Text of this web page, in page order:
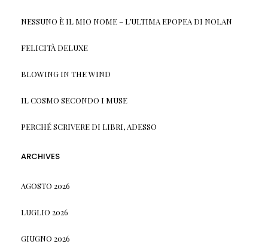
NESSUNO È IL MIO NOME – L’ULTIMA EPOPEA DI NOLAN
FELICITÀ DELUXE
BLOWING IN THE WIND
IL COSMO SECONDO I MUSE
PERCHÉ SCRIVERE DI LIBRI, ADESSO
ARCHIVES
AGOSTO 2026
LUGLIO 2026
GIUGNO 2026